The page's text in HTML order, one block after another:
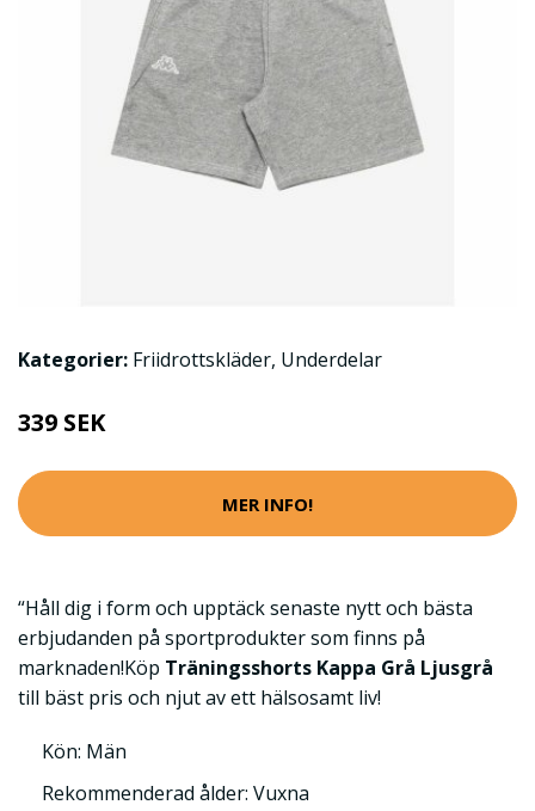
Kategorier: Friidrottskläder, Underdelar
339 SEK
MER INFO!
“Håll dig i form och upptäck senaste nytt och bästa
erbjudanden på sportprodukter som finns på
marknaden!Köp Träningsshorts Kappa Grå Ljusgrå
till bäst pris och njut av ett hälsosamt liv!
Kön: Män
Rekommenderad ålder: Vuxna